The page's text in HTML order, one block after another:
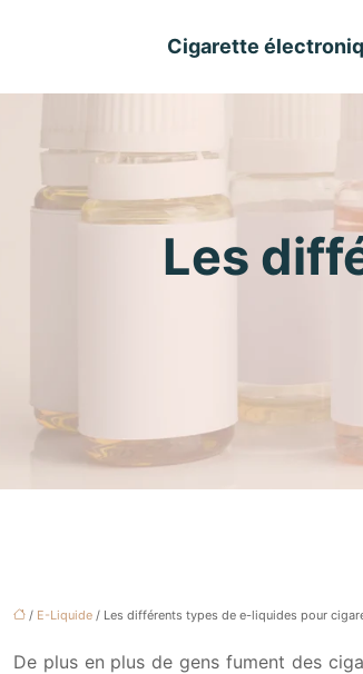
Cigarette
Les
/ E-Liquide / Les différents types de e-liquides pour
De plus en plus de gens fument des